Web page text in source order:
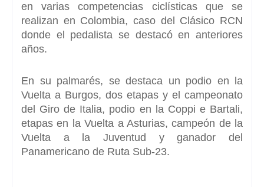
en varias competencias ciclísticas que se
realizan en Colombia, caso del Clásico RCN
donde el pedalista se destacó en anteriores
años.
En su palmarés, se destaca un podio en la
Vuelta a Burgos, dos etapas y el campeonato
del Giro de Italia, podio en la Coppi e Bartali,
etapas en la Vuelta a Asturias, campeón de la
Vuelta a la Juventud y ganador del
Panamericano de Ruta Sub-23.